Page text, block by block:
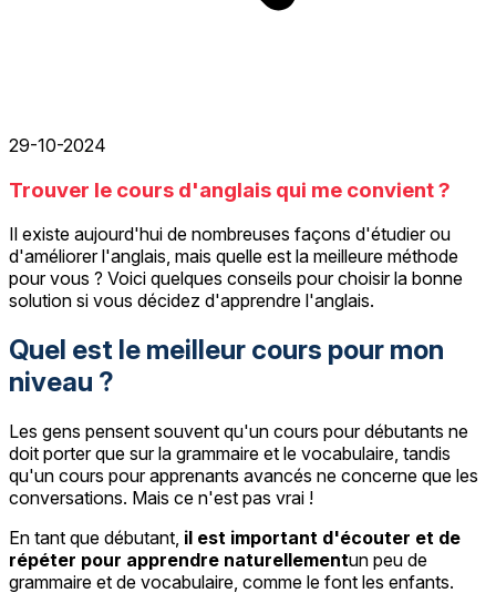
29-10-2024
Trouver le cours d'anglais qui me convient ?
Il existe aujourd'hui de nombreuses façons d'étudier ou
d'améliorer l'anglais, mais quelle est la meilleure méthode
pour vous ? Voici quelques conseils pour choisir la bonne
solution si vous décidez d'apprendre l'anglais.
Quel est le meilleur cours pour mon
niveau ?
Les gens pensent souvent qu'un cours pour débutants ne
doit porter que sur la grammaire et le vocabulaire, tandis
qu'un cours pour apprenants avancés ne concerne que les
conversations. Mais ce n'est pas vrai !
En tant que débutant, il est important d'écouter et de
répéter pour apprendre naturellementun peu de
grammaire et de vocabulaire, comme le font les enfants.